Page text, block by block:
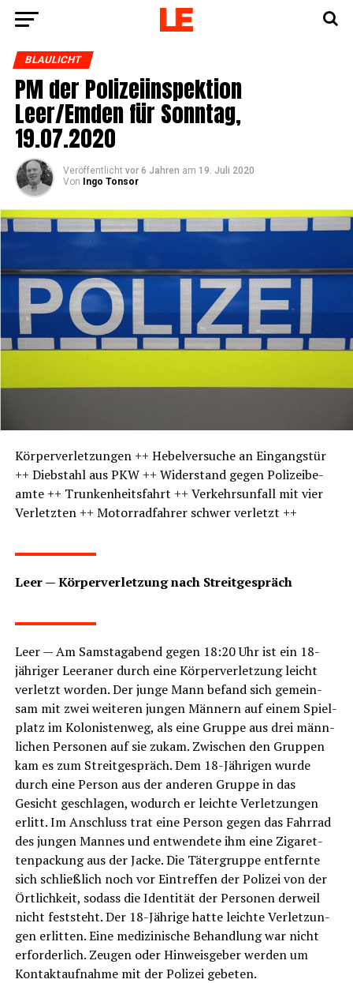
BLAULICHT
PM der Poli­zei­in­spek­ti­on
Leer/Emden für Sonn­tag,
19.07.2020
Veröffentlicht vor 6 Jahren am 19. Juli 2020
Von
Ingo Tonsor
Kör­per­ver­let­zun­gen ++ Hebel­ver­su­che an Ein­gangs­tür
++ Dieb­stahl aus PKW ++ Wider­stand gegen Poli­zei­be­
am­te ++ Trun­ken­heits­fahrt ++ Ver­kehrs­un­fall mit vier
Ver­letz­ten ++ Motor­rad­fah­rer schwer verletzt ++
Leer — Kör­per­ver­let­zung nach Streitgespräch
Leer — Am Sams­tag­abend gegen 18:20 Uhr ist ein 18-
jäh­ri­ger Leera­ner durch eine Kör­per­ver­let­zung leicht
ver­letzt wor­den. Der jun­ge Mann befand sich gemein­
sam mit zwei wei­te­ren jun­gen Män­nern auf einem Spiel­
platz im Kolo­nis­ten­weg, als eine Grup­pe aus drei männ­
li­chen Per­so­nen auf sie zukam. Zwi­schen den Grup­pen
kam es zum Streit­ge­spräch. Dem 18-Jäh­ri­gen wur­de
durch eine Per­son aus der ande­ren Grup­pe in das
Gesicht geschla­gen, wodurch er leich­te Ver­let­zun­gen
erlitt. Im Anschluss trat eine Per­son gegen das Fahr­rad
des jun­gen Man­nes und ent­wen­de­te ihm eine Ziga­ret­
ten­pa­ckung aus der Jacke. Die Täter­grup­pe ent­fern­te
sich schließ­lich noch vor Ein­tref­fen der Poli­zei von der
Ört­lich­keit, sodass die Iden­ti­tät der Per­so­nen der­weil
nicht fest­steht. Der 18-Jäh­ri­ge hat­te leich­te Ver­let­zun­
gen erlit­ten. Eine medi­zi­ni­sche Behand­lung war nicht
erfor­der­lich. Zeu­gen oder Hin­weis­ge­ber wer­den um
Kon­takt­auf­nah­me mit der Poli­zei gebeten.